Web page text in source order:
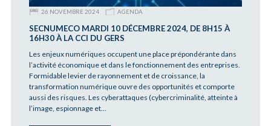
26 NOVEMBRE 2024 AGENDA
SECNUMECO MARDI 10 DÉCEMBRE 2024, DE 8H15 À
16H30 À LA CCI DU GERS
Les enjeux numériques occupent une place prépondérante dans
l’activité économique et dans le fonctionnement des entreprises.
Formidable levier de rayonnement et de croissance, la
transformation numérique ouvre des opportunités et comporte
aussi des risques. Les cyberattaques (cybercriminalité, atteinte à
l’image, espionnage et…